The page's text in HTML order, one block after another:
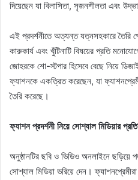
দিয়েছেন যা বিলাসিতা, সৃজনশীলতা এবং
এই প্রদর্শনীতে অত্যন্ত যত্নসহকারে তৈরি
কারুকার্য এবং খুঁটিনাটি বিষয়ের প্রতি
জোহরকে শো-স্টপার হিসেবে বেছে নিয়ে
ফ্যাশনকে একত্রিত করেছেন, যা
তৈরি করেছে।
ফ্যাশন প্রদর্শনী নিয়ে সোশ্যাল মিডিয়ার
অনুষ্ঠানটির ছবি ও ভিডিও অনলাইনে
সোশ্যাল মিডিয়া ভরিয়ে দেন।